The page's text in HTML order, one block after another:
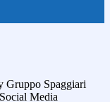
Gruppo Spaggiari
Media